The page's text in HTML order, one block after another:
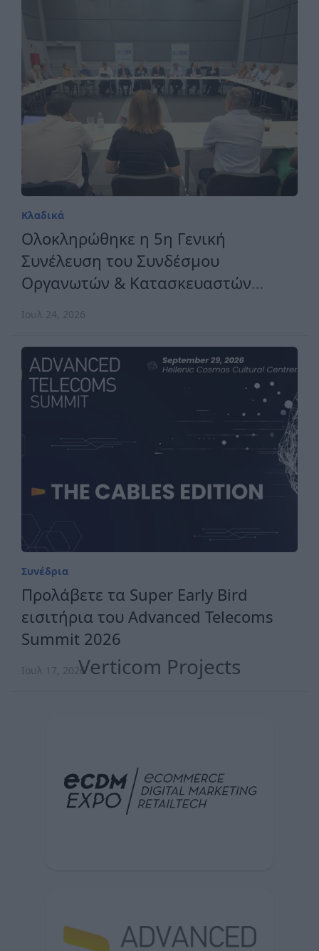
Κλαδικά
Ολοκληρώθηκε η 5η Γενική
Συνέλευση του Συνδέσμου
Οργανωτών & Κατασκευαστών
Ιουλ 24, 2026
Συνέδρια
Προλάβετε τα Super Early Bird
εισιτήρια του Advanced Telecoms
Summit 2026
Ιουλ 17, 2026Verticom Projects